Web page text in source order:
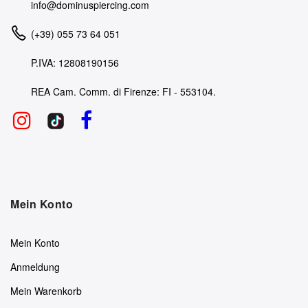
info@dominuspiercing.com
(+39) 055 73 64 051
P.IVA: 12808190156
REA Cam. Comm. di Firenze: FI - 553104.
Mein Konto
Mein Konto
Anmeldung
Mein Warenkorb